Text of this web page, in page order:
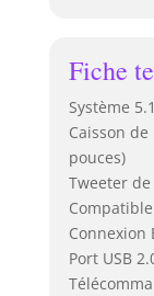
Fiche
Système
Caisson
pouces)
Tweeter
Connexion
Port USB